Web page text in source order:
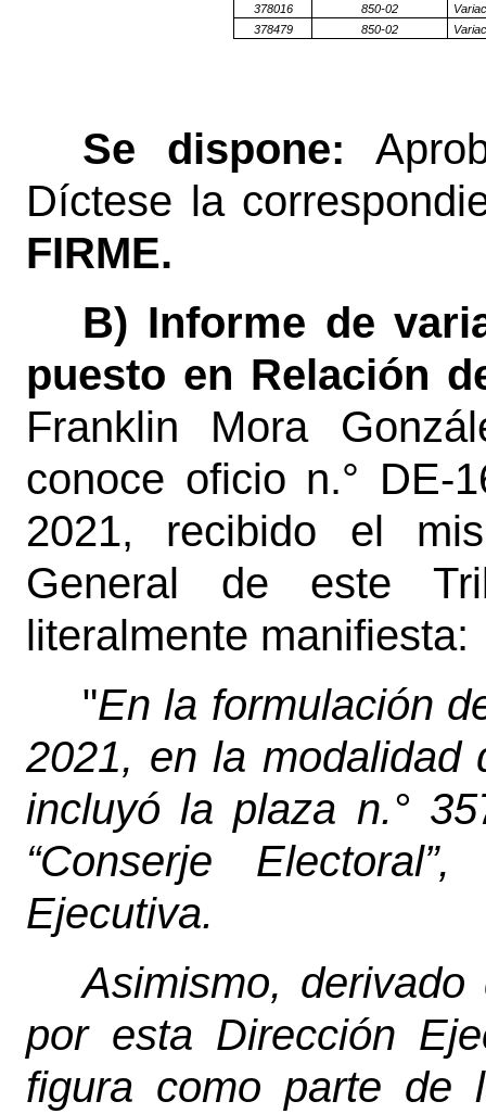
378016 850-02
378479
850-02
Se dispone:
Díctese la
FIRME.
B) Informe de
puesto en Relación
Franklin Mora
conoce oficio n.° DE-
2021, recibido el
General de este
literalmente manifiesta:
"En la formulación
2021, en la modalidad
incluyó la plaza n.°
“Conserje
Ejecutiva.
Asimismo,
por esta Dirección
figura como parte de